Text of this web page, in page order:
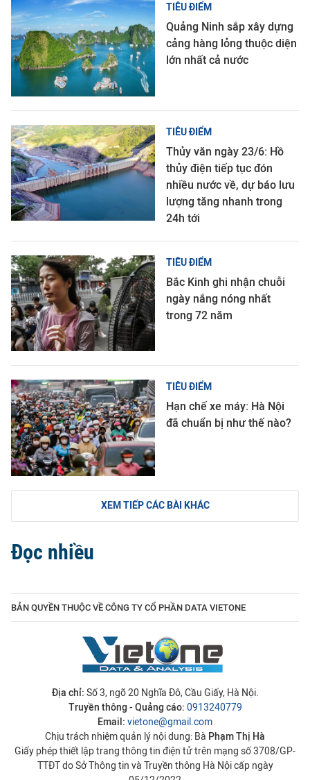
TIÊU ĐIỂM
Quảng Ninh sắp xây dựng
cảng hàng lỏng thuộc diện
lớn nhất cả nước
TIÊU ĐIỂM
Thủy văn ngày 23/6: Hồ
thủy điện tiếp tục đón
nhiều nước về, dự báo lưu
lượng tăng nhanh trong
24h tới
TIÊU ĐIỂM
Bắc Kinh ghi nhận chuỗi
ngày nắng nóng nhất
trong 72 năm
TIÊU ĐIỂM
Hạn chế xe máy: Hà Nội
đã chuẩn bị như thế nào?
XEM TIẾP CÁC BÀI KHÁC
Đọc nhiều
BẢN QUYỀN THUỘC VỀ CÔNG TY CỔ PHẦN DATA VIETONE
Địa chỉ: Số 3, ngõ 20 Nghĩa Đô, Cầu Giấy, Hà Nội.
Truyền thông - Quảng cáo: 0913240779
Email: vietone@gmail.com
Chịu trách nhiệm quản lý nội dung: Bà Phạm Thị Hà
Giấy phép thiết lập trang thông tin điện tử trên mạng số 3708/GP-
TTĐT do Sở Thông tin và Truyền thông Hà Nội cấp ngày